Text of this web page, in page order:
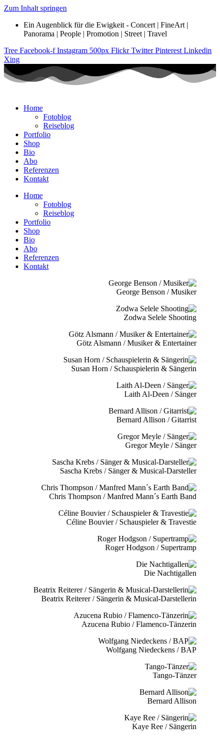
Zum Inhalt springen
Ein Augenblick für die Ewigkeit - Concert | FineArt |
Panorama | People | Promotion | Street | Travel
Tree Facebook-f Instagram 500px Flickr Twitter Pinterest Linkedin
Xing
Home
Fotoblog
Reiseblog
Portfolio
Shop
Bio
Abo
Referenzen
Kontakt
Home
Fotoblog
Reiseblog
Portfolio
Shop
Bio
Abo
Referenzen
Kontakt
George Benson / Musiker
Zodwa Selele Shooting
Götz Alsmann / Musiker & Entertainer
Susan Horn / Schauspielerin & Sängerin
Laith Al-Deen / Sänger
Bernard Allison / Gitarrist
Gregor Meyle / Sänger
Sascha Krebs / Sänger & Musical-Darsteller
Chris Thompson / Manfred Mann´s Earth Band
Céline Bouvier / Schauspieler & Travestie
Roger Hodgson / Supertramp
Die Nachtigallen
Beatrix Reiterer / Sängerin & Musical-Darstellerin
Azucena Rubio / Flamenco-Tänzerin
Wolfgang Niedeckens / BAP
Tango-Tänzer
Bernard Allison
Kaye Ree / Sängerin